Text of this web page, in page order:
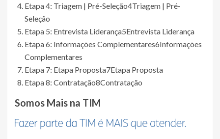
Etapa 4: Triagem | Pré-Seleção4Triagem | Pré-
Seleção
Etapa 5: Entrevista Liderança5Entrevista Liderança
Etapa 6: Informações Complementares6Informações
Complementares
Etapa 7: Etapa Proposta7Etapa Proposta
Etapa 8: Contratação8Contratação
Somos Mais na TIM